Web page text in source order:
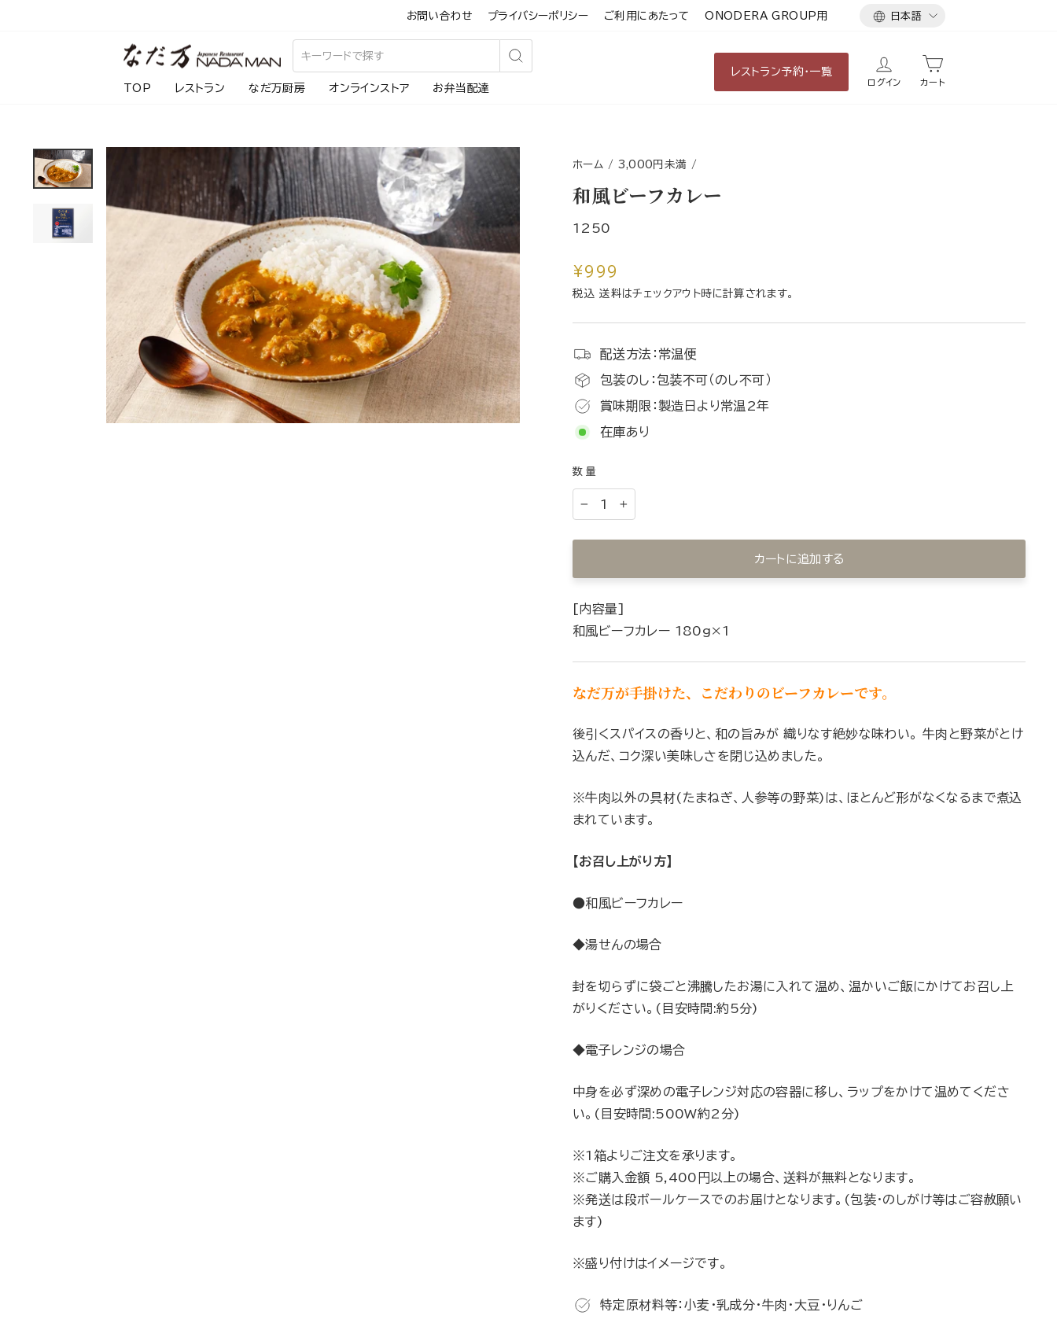
お問い合わせ プライバシーポリシー ご利用にあたって ONODERA GROUP用
言
日本語
検
TOP レストラン なだ万厨房 オンラインストア お弁当配達
レストラン予約・一覧
ログイン カート
ホーム / 3,000円未満 /
和風ビーフカレー
1250
通
常
¥999
税込 送料はチェックアウト時に計算されます。
配送方法：常温便
包装のし：包装不可（のし不可）
賞味期限：製造日より常温2年
在庫あり
数量
カートに追加する
[内容量]
和風ビーフカレー 180g×1
なだ万が手掛けた、こだわりのビーフカレーです。
後引くスパイスの香りと、和の旨みが 織りなす絶妙な味わい。 牛肉と野菜がとけ
込んだ、コク深い美味しさを閉じ込めました。
※牛肉以外の具材(たまねぎ、人参等の野菜)は、ほとんど形がなくなるまで煮込
まれています。
【お召し上がり方】
●和風ビーフカレー
◆湯せんの場合
封を切らずに袋ごと沸騰したお湯に入れて温め、温かいご飯にかけてお召し上
がりください。(目安時間:約5分)
◆電子レンジの場合
中身を必ず深めの電子レンジ対応の容器に移し、ラップをかけて温めてくださ
い。(目安時間:500W約2分)
※1箱よりご注文を承ります。
※ご購入金額 5,400円以上の場合、送料が無料となります。
※発送は段ボールケースでのお届けとなります。(包装・のしがけ等はご容赦願い
ます)
※盛り付けはイメージです。
特定原材料等：小麦・乳成分・牛肉・大豆・りんご